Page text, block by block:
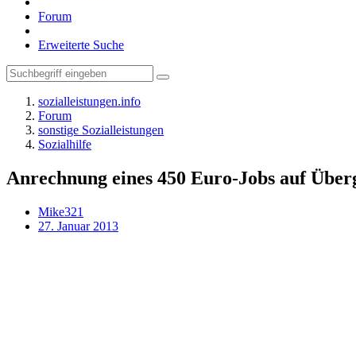
Forum
Erweiterte Suche
sozialleistungen.info
Forum
sonstige Sozialleistungen
Sozialhilfe
Anrechnung eines 450 Euro-Jobs auf
Mike321
27. Januar 2013